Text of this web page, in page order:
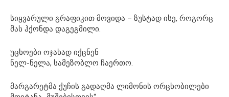
სიყვარული გრაფიკით მოვიდა – ზუსტად ისე, როგორც
მას ჰქონდა დაგეგმილი.
უცხოები ოჯახად იქცნენ
ნელ-ნელა, სამეზობლო ჩაერთო.
მარგარეტმა ქუჩის გადაღმა ლიმონის ორცხობილები